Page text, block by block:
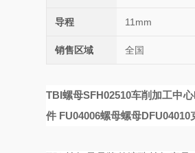
导程 11mm
销售区域 全国
TBI螺母SFH02510车削加工中
件 FU04006螺母螺母DFU04010